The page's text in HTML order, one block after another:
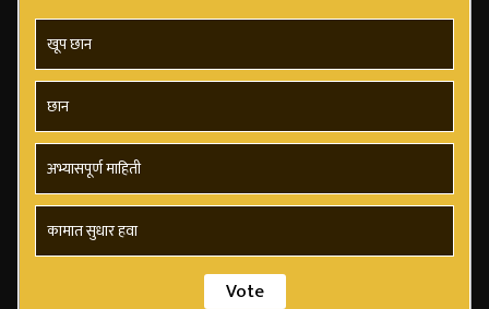
खूप छान
छान
अभ्यासपूर्ण माहिती
कामात सुधार हवा